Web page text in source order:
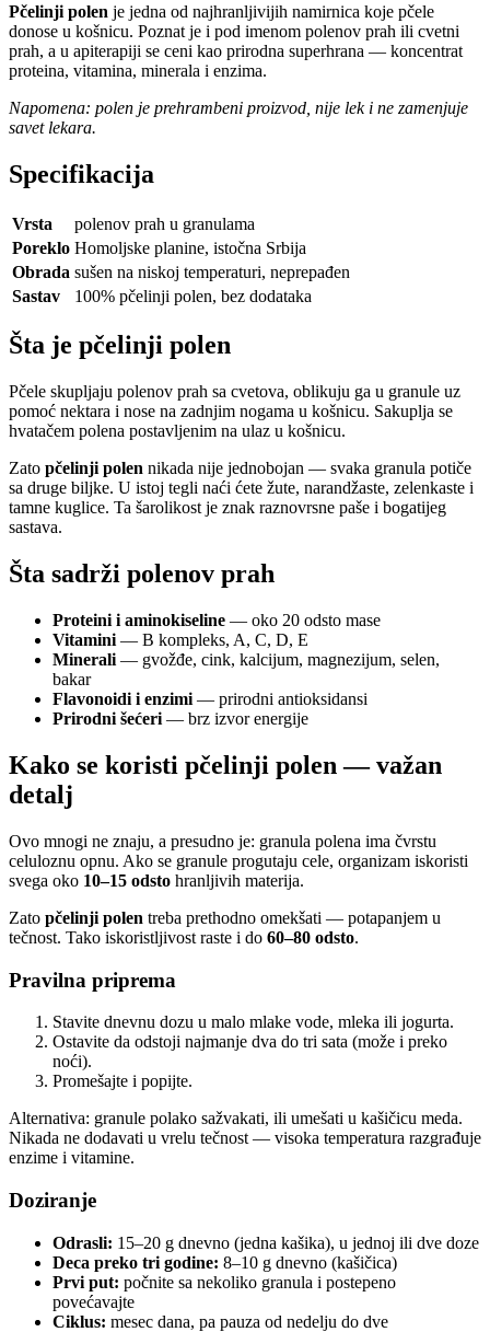
Pčelinji polen je jedna od najhranljivijih namirnica koje pčele
donose u košnicu. Poznat je i pod imenom polenov prah ili cvetni
prah, a u apiterapiji se ceni kao prirodna superhrana — koncentrat
proteina, vitamina, minerala i enzima.
Napomena: polen je prehrambeni proizvod, nije lek i ne zamenjuje
savet lekara.
Specifikacija
Vrsta
polenov prah u granulama
Poreklo Homoljske planine, istočna Srbija
Obrada sušen na niskoj temperaturi, neprерađen
Sastav
100% pčelinji polen, bez dodataka
Šta je pčelinji polen
Pčele skupljaju polenov prah sa cvetova, oblikuju ga u granule uz
pomoć nektara i nose na zadnjim nogama u košnicu. Sakuplja se
hvatačem polena postavljenim na ulaz u košnicu.
Zato pčelinji polen nikada nije jednobojan — svaka granula potiče
sa druge biljke. U istoj tegli naći ćete žute, narandžaste, zelenkaste i
tamne kuglice. Ta šarolikost je znak raznovrsne paše i bogatijeg
sastava.
Šta sadrži polenov prah
Proteini i aminokiseline — oko 20 odsto mase
Vitamini — B kompleks, A, C, D, E
Minerali — gvožđe, cink, kalcijum, magnezijum, selen,
bakar
Flavonoidi i enzimi — prirodni antioksidansi
Prirodni šećeri — brz izvor energije
Kako se koristi pčelinji polen — važan
detalj
Ovo mnogi ne znaju, a presudno je: granula polena ima čvrstu
celuloznu opnu. Ako se granule progutaju cele, organizam iskoristi
svega oko 10–15 odsto hranljivih materija.
Zato pčelinji polen treba prethodno omekšati — potapanjem u
tečnost. Tako iskoristljivost raste i do 60–80 odsto.
Pravilna priprema
Stavite dnevnu dozu u malo mlake vode, mleka ili jogurta.
Ostavite da odstoji najmanje dva do tri sata (može i preko
noći).
Promešajte i popijte.
Alternativa: granule polako sažvakati, ili umešati u kašičicu meda.
Nikada ne dodavati u vrelu tečnost — visoka temperatura razgrađuje
enzime i vitamine.
Doziranje
Odrasli: 15–20 g dnevno (jedna kašika), u jednoj ili dve doze
Deca preko tri godine: 8–10 g dnevno (kašičica)
Prvi put: počnite sa nekoliko granula i postepeno
povećavajte
Ciklus: mesec dana, pa pauza od nedelju do dve